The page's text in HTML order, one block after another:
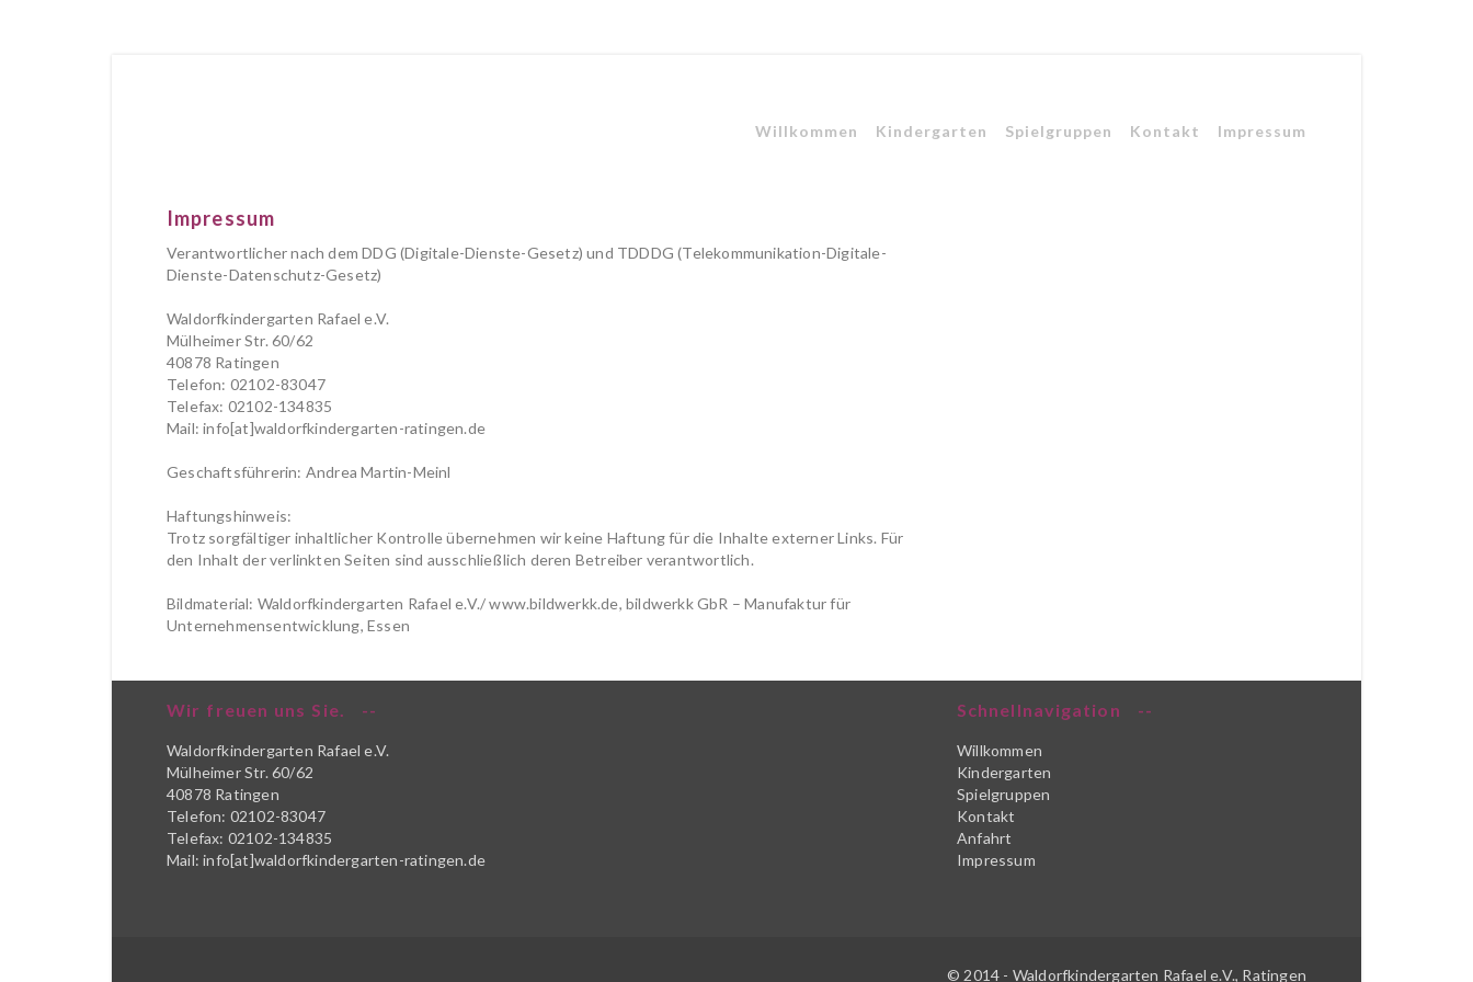
Willkommen Kindergarten Spielgruppen Kontakt Impressum
Impressum
Verantwortlicher nach dem DDG (Digitale-Dienste-Gesetz) und TDDDG (Telekommunikation-Digitale-
Dienste-Datenschutz-Gesetz)
Waldorfkindergarten Rafael e.V.
Mülheimer Str. 60/62
40878 Ratingen
Telefon: 02102-83047
Telefax: 02102-134835
Mail: info[at]waldorfkindergarten-ratingen.de
Geschaftsführerin: Andrea Martin-Meinl
Haftungshinweis:
Trotz sorgfältiger inhaltlicher Kontrolle übernehmen wir keine Haftung für die Inhalte externer Links. Für
den Inhalt der verlinkten Seiten sind ausschließlich deren Betreiber verantwortlich.
Bildmaterial: Waldorfkindergarten Rafael e.V./ www.bildwerkk.de, bildwerkk GbR – Manufaktur für
Unternehmensentwicklung, Essen
Wir freuen uns Sie.
Waldorfkindergarten Rafael e.V.
Mülheimer Str. 60/62
40878 Ratingen
Telefon: 02102-83047
Telefax: 02102-134835
Mail: info[at]waldorfkindergarten-ratingen.de
Schnellnavigation
Willkommen
Kindergarten
Spielgruppen
Kontakt
Anfahrt
Impressum
© 2014 - Waldorfkindergarten Rafael e.V., Ratingen